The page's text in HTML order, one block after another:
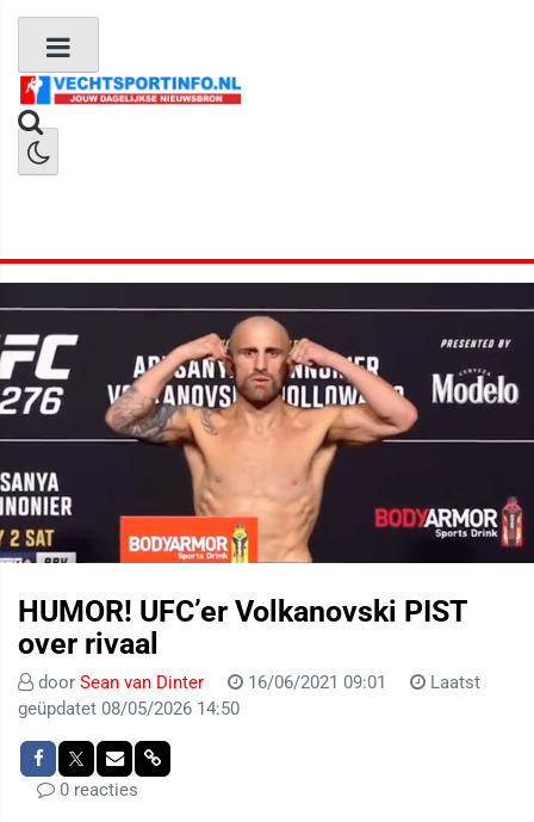
HUMOR! UFC’er Volkanovski PIST
over rivaal
door Sean van Dinter 16/06/2021 09:01
Laatst
geüpdatet 08/05/2026 14:50
0 reacties